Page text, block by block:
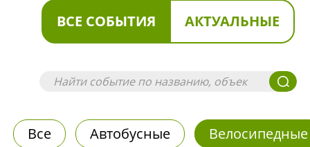
ВСЕ СОБЫТИЯ АКТУАЛЬНЫЕ
Все Автобусные Велосипедные